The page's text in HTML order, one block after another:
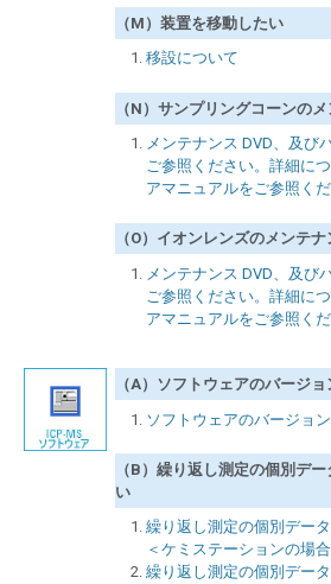
（M）装置を移動したい
移設について
（N）サンプリングコーンの
メンテナンス DVD、及び
ご参照ください。詳細に
アマニュアルをご参照くだ
（O）イオンレンズのメンテナ
メンテナンス DVD、及び
ご参照ください。詳細に
アマニュアルをご参照くだ
（A）ソフトウェアのバージョ
ソフトウェアのバージョ
（B）繰り返し測定の個別デ
い
繰り返し測定の個別デー
＜ケミステーションの場合
繰り返し測定の個別デー